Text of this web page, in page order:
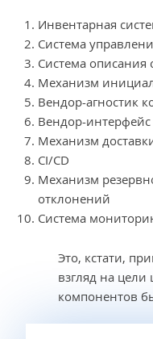
Инвентарная
Система
Система описания
Механизм
Вендор-агностик
Вендор-
Механизм
CI/CD
Механизм
отклонений
Система
Это, кстати,
взгляд на
компонентов